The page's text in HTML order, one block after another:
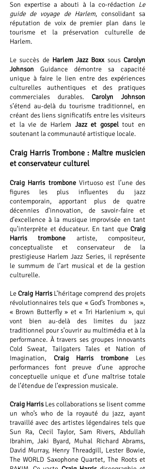
Son expertise a abouti à la co-rédaction Le
guide de voyage de Harlem, consolidant sa
réputation de voix de premier plan dans le
tourisme et la préservation culturelle de
Harlem.
Le succès de Harlem Jazz BoxxsousCarolyn
Johnson Guidance démontre sa capacité
unique à faire le lien entre des expériences
culturelles authentiques et des pratiques
commerciales durables. Carolyn Johnson
s’étend au-delà du tourisme traditionnel, en
créant des liens significatifs entre les visiteurs
et la vie de Harlem Jazz et gospeltout en
soutenant la communauté artistique locale.
Craig Harris Trombone : Maître musicien
et conservateur culturel
Craig Harris tromboneVirtuoso est l’une des
figures les plus influentes du jazz
contemporain, apportant plus de quatre
décennies d’innovation, de savoir-faire et
d’excellence à la musique improvisée en tant
qu’interprète et éducateur. En tant que Craig
Harris trombone artiste, compositeur,
conceptualiste et conservateur de la
prestigieuse Harlem Jazz Series, il représente
le summum de l’art musical et de la gestion
culturelle.
LeCraig HarrisL’héritage comprend des projets
révolutionnaires tels que « God’s Trombones »,
« Brown Butterfly » et « Tri Harlenium », qui
vont bien au-delà des limites du jazz
traditionnel pour s’ouvrir au multimédia et à la
performance. À travers ses groupes innovants
Cold Sweat, Tailgaters Tales et Nation of
Imagination, Craig Harris trombone Les
performances font preuve d’une approche
conceptuelle unique et d’une maîtrise totale
de l’étendue de l’expression musicale.
Craig Harris Les collaborations se lisent comme
un who’s who de la royauté du jazz, ayant
travaillé avec des artistes légendaires tels que
Sun Ra, Cecil Taylor, Sam Rivers, Abdullah
Ibrahim, Jaki Byard, Muhal Richard Abrams,
David Murray, Henry Threadgill, Lester Bowie,
The WORLD Saxophone Quartet, The Roots et